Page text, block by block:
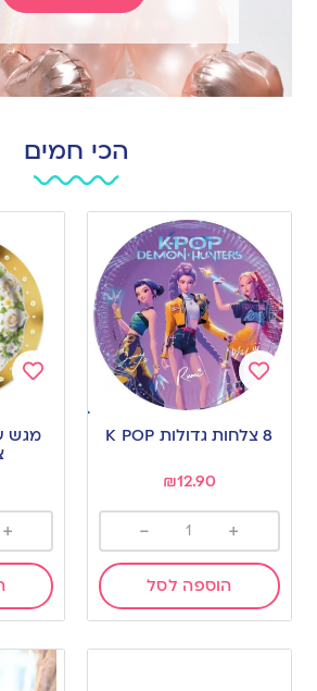
הכי חמים
to
wishlist
8 צלחות גדולות K POP
₪12.90
+
-
הוספה לסל
toמגש
+